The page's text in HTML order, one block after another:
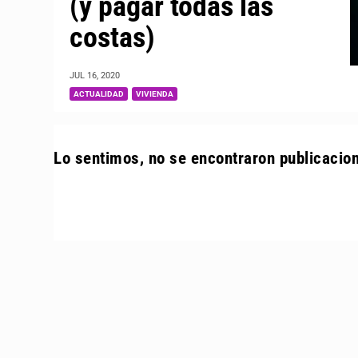
costas)
JUL 16, 2020
ACTUALIDAD VIVIENDA
Lo sentimos, no se encontraron